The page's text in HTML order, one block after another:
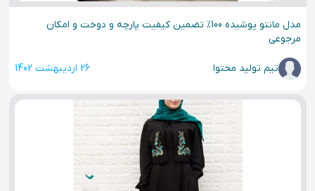
مدل مانتو پوشیده 100% تضمین کیفیت پارچه و دوخت و امکان
مرجوعی
تیم تولید محتوا 26 اردیبهشت 1402